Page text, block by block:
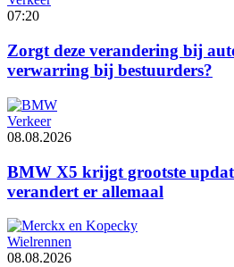
07:20
Zorgt deze verandering bij
verwarring bij bestuurders?
Verkeer
08.08.2026
BMW X5 krijgt grootste
verandert er allemaal
Wielrennen
08.08.2026